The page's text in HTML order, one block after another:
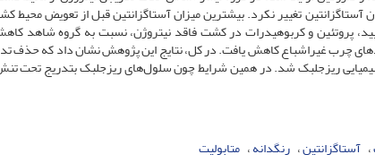
آستاگزانتین تغییر نکرد. بیشترین میزان آستاگزانتین قبل از تعویض
پروتئین و کربوهیدرات در کشت فاقد نیتروژن، نسبت به گروه شاهد
چرب غیراشباع کاهش یافت. در کل، نتایج این پژوهش نشان داد که حذف
ریزجلبک شد. در همین شرایط چون سلول‌های ریزجلبک بتدریج تحت
آستاگزانتین رنگدانه متابولیت